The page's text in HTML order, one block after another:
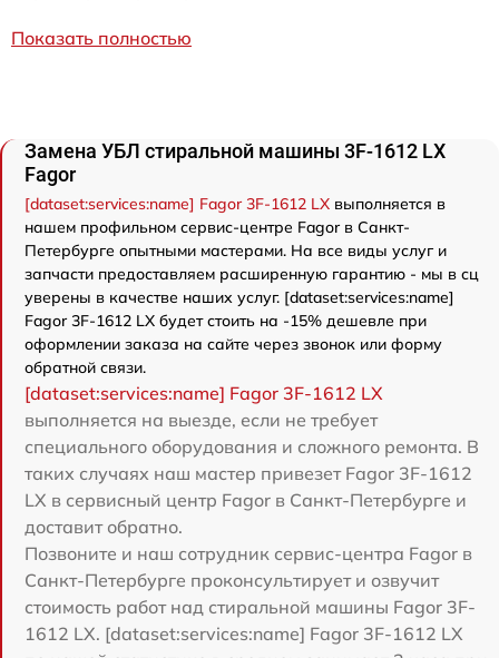
Показать полностью
Замена УБЛ стиральной машины 3F-1612 LX
Fagor
[dataset:services:name] Fagor 3F-1612 LX выполняется в
нашем профильном сервис-центре Fagor в Санкт-
Петербурге опытными мастерами. На все виды услуг и
запчасти предоставляем расширенную гарантию - мы в сц
уверены в качестве наших услуг. [dataset:services:name]
Fagor 3F-1612 LX будет стоить на -15% дешевле при
оформлении заказа на сайте через звонок или форму
обратной связи.
[dataset:services:name] Fagor 3F-1612 LX
выполняется на выезде, если не требует
специального оборудования и сложного ремонта. В
таких случаях наш мастер привезет Fagor 3F-1612
LX в сервисный центр Fagor в Санкт-Петербурге и
доставит обратно.
Позвоните и наш сотрудник сервис-центра Fagor в
Санкт-Петербурге проконсультирует и озвучит
стоимость работ над стиральной машины Fagor 3F-
1612 LX. [dataset:services:name] Fagor 3F-1612 LX